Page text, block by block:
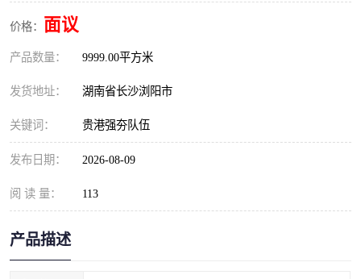
价格： 面议
产品数量： 9999.00平方米
发货地址： 湖南省长沙浏阳市
关键词： 贵港强夯队伍
发布日期： 2026-08-09
阅 读 量： 113
产品描述